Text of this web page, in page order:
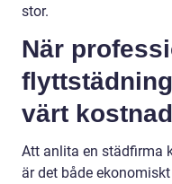
stor.
När
värt
Att anlita en städfirma
är det både